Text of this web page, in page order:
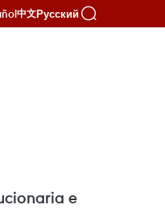
中文Русский
e